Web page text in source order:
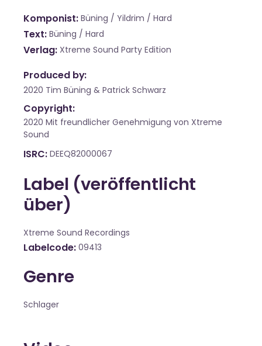
Komponist Büning / Yildrim / Hard
Text Büning / Hard
Verlag Xtreme Sound Party Edition
Produced by:
2020 Tim Büning & Patrick Schwarz
Copyright:
2020 Mit freundlicher Genehmigung von Xtreme
Sound
ISRC DEEQ82000067
Label (veröffentlicht
über)
Xtreme Sound Recordings
Labelcode 09413
Genre
Schlager